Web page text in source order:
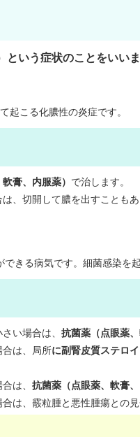
いう症状のことをいいま
起こる化膿性の炎症です。
膏、内服薬） で治します。
、切開して膿を出すこともあ
きる病気です。細菌感染を
い場合は、 抗菌薬（点眼薬、
は、局所に副腎皮質ステロ
は、 抗菌薬（点眼薬、軟膏、
は、霰粒腫と悪性腫瘍との